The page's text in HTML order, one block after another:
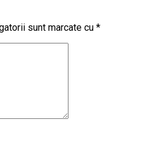
sunt marcate cu *